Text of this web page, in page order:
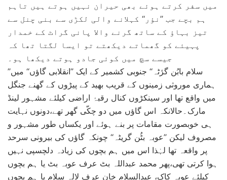
میں سفر کرتے ہوئے بھی حیران نہیں ہوتے ہیں تاہم
ہم بچے جب ’’نؤر‘‘ کہلانے والی لکڑی سے بنی چنل سے
تیز بہاؤ کے ساتھ گرنے والا پانی گراٹ کے خمدار
پہیئے کو گھماتے دیکھتے تو ایسا لگتا تھا کہ
جیسے سچ میں کوئی جادو ہوتے دیکھا ہو۔
’’سلام بابُن گرٔٹہ‘‘ جنوبی کشمیر کے ایک ’’انقلابی گاؤں‘‘ میں
ہماری موروثی زمینوں کے قریب بھید کے پیڑوں کے گھنے جنگل
میں واقع تھا اور سینکڑوں کنال رقبۂ اراضی کیلئے مشہور لینڈ
مارک۔حالانکہ اس گاؤں میں دو چکّی گھر تھے،دونوں نہایت
ہی خوبصورت مقامات پر بنے ہوئے اور یکساں طور مشہور و
مصروف لیکن ’’عوبہ بٹُن گریٹہ‘‘ چونکہ گاؤں کی بیرونی سرحد
پر واقعہ تھا لہٰذا اس میں ہم بچوں کی زیادہ دلچسپی نہیں
ہوا کرتی تھی،پھر محمد عبداللہ بٹ عرف عوبہ بٹ یا ہم بچوں
کیلئے عوبہ کاک، عبدالسلام خان عرف لالہ سلام یا ہم بچوں